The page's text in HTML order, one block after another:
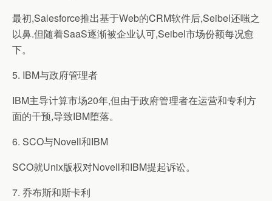
最初,Salesforce推出基于Web的CRM软件后,Seibel还嗤之
以鼻.但随着SaaS逐渐被企业认可,Seibel市场份额每况愈
下。
5. IBM与政府管理者
IBM主导计算市场20年,但由于政府管理者在运营和专利方
面的干预,导致IBM堕落。
6. SCO与Novell和IBM
SCO就Unix版权对Novell和IBM提起诉讼。
7. 乔布斯和斯卡利